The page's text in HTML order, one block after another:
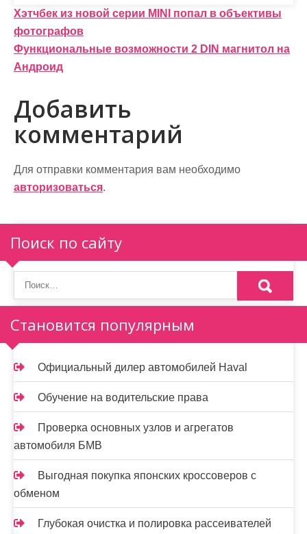
Н
а
в
и
г
а
ц
и
я
п
о
з
а
п
и
с
я
м
Хэтчбек из новой серии MINI попал в объективы
фотографов
Функциональные возможности 2 DIN магнитол на
Андроид
Добавить
комментарий
Для отправки комментария вам необходимо
авторизоваться.
Поиск по сайту
Становится популярным
Официальный дилер автомобилей Haval
Обучение на водительские права
Проверка основных узлов и агрегатов
автомобиля БМВ
Выгодная покупка японских кроссоверов с
обменом
Глубокая очистка и полировка рассеивателей